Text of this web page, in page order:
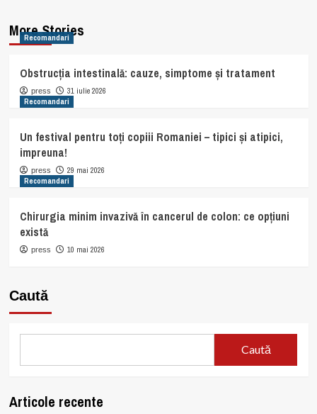
More Stories
Recomandari
Obstrucția intestinală: cauze, simptome și tratament
press
31 iulie 2026
Recomandari
Un festival pentru toți copiii Romaniei – tipici și atipici,
impreuna!
press
29 mai 2026
Recomandari
Chirurgia minim invazivă în cancerul de colon: ce opțiuni
există
press 10 mai 2026
Caută
Caută
Articole recente